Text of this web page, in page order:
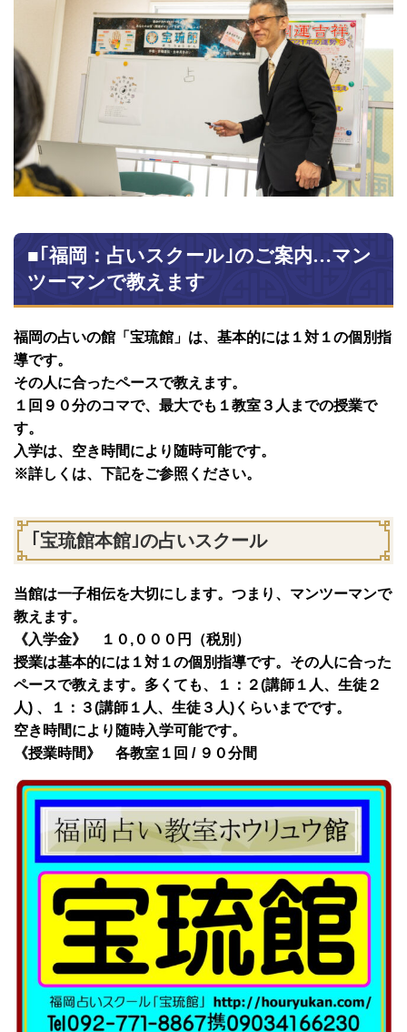
■｢福岡：占いスクール｣のご案内…マン
ツーマンで教えます
福岡の占いの館「宝琉館」は、基本的には１対１の個別指
導です。
その人に合ったペースで教えます。
１回９０分のコマで、最大でも１教室３人までの授業で
す。
入学は、空き時間により随時可能です。
※詳しくは、下記をご参照ください。
｢宝琉館本館｣の占いスクール
当館は一子相伝を大切にします。つまり、マンツーマンで
教えます。
《入学金》 １０,０００円（税別）
授業は基本的には１対１の個別指導です。その人に合った
ペースで教えます。多くても、１：２(講師１人、生徒２
人) 、１：３(講師１人、生徒３人)くらいまでです。
空き時間により随時入学可能です。
《授業時間》 各教室１回 / ９０分間